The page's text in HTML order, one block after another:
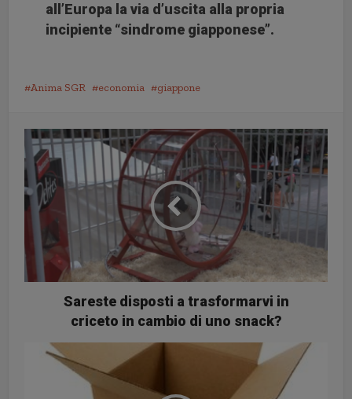
all’Europa la via d’uscita alla propria
incipiente “sindrome giapponese”.
Anima SGR economia giappone
Sareste disposti a trasformarvi in
criceto in cambio di uno snack?